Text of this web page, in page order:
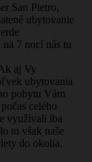
San Pietro,
ubytovanie
na 7 nocí nás tu
aj Vy
ubytovania
pobytu Vám
celého
využívali iba
to však naše
do okolia.